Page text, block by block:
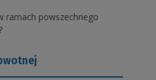
ramach powszechnego